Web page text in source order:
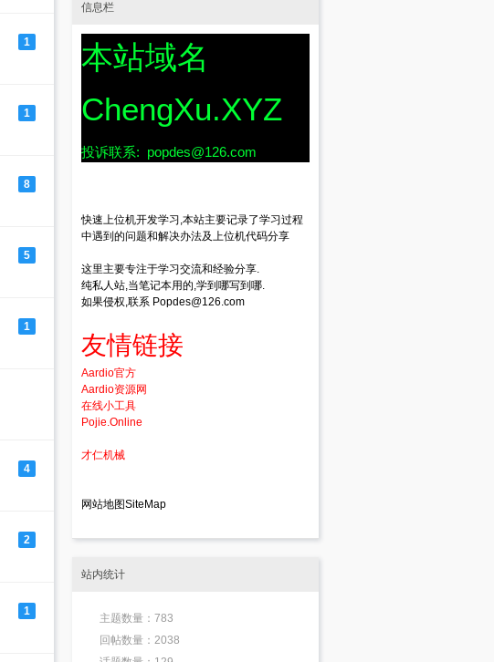
1
1
8
5
1
4
2
1
信息栏
本站域名
ChengXu.XYZ
投诉联系: popdes@126.com
快速上位机开发学习,本站主要记录了学习过程
中遇到的问题和解决办法及上位机代码分享
这里主要专注于学习交流和经验分享.
纯私人站,当笔记本用的,学到哪写到哪.
如果侵权,联系 Popdes@126.com
友情链接
Aardio官方
Aardio资源网
在线小工具
Pojie.Online
才仁机械
网站地图SiteMap
站内统计
主题数量：783
回帖数量：2038